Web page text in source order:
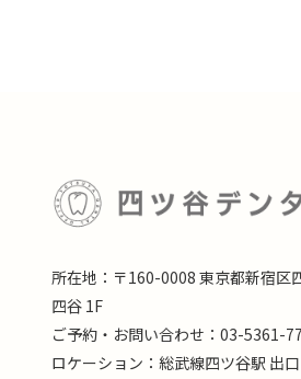
所在地：〒160-0008 東京都新宿区
四谷 1F
ご予約・お問い合わせ：03-5361-
ロケーション：総武線四ツ谷駅 出